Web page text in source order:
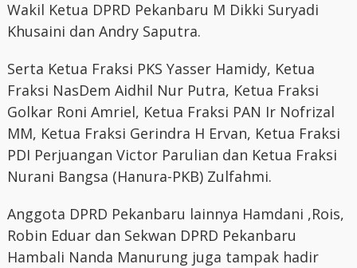
Wakil Ketua DPRD Pekanbaru M Dikki Suryadi
Khusaini dan Andry Saputra.
Serta Ketua Fraksi PKS Yasser Hamidy, Ketua
Fraksi NasDem Aidhil Nur Putra, Ketua Fraksi
Golkar Roni Amriel, Ketua Fraksi PAN Ir Nofrizal
MM, Ketua Fraksi Gerindra H Ervan, Ketua Fraksi
PDI Perjuangan Victor Parulian dan Ketua Fraksi
Nurani Bangsa (Hanura-PKB) Zulfahmi.
Anggota DPRD Pekanbaru lainnya Hamdani ,Rois,
Robin Eduar dan Sekwan DPRD Pekanbaru
Hambali Nanda Manurung juga tampak hadir